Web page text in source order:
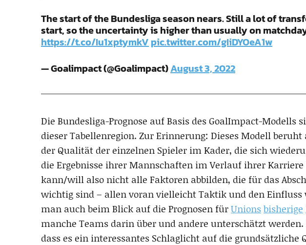
The start of the Bundesliga season nears. Still a lot of
start, so the uncertainty is higher than usually on
https://t.co/Iu1xptymkVpic.twitter.com/gIiDYOeA1w
— Goalimpact (@Goalimpact)August 3, 2022
Die Bundesliga-Prognose auf Basis des GoalImpact-Modells
dieser Tabellenregion. Zur Erinnerung: Dieses Modell
der Qualität der einzelnen Spieler im Kader, die sich
die Ergebnisse ihrer Mannschaften im Verlauf ihrer Karriere
kann/will also nicht alle Faktoren abbilden, die für das
wichtig sind – allen voran vielleicht Taktik und den Einfluss
man auch beim Blick auf die Prognosen fürUnionsbisherige
manche Teams darin über und andere unterschätzt
dass es ein interessantes Schlaglicht auf die